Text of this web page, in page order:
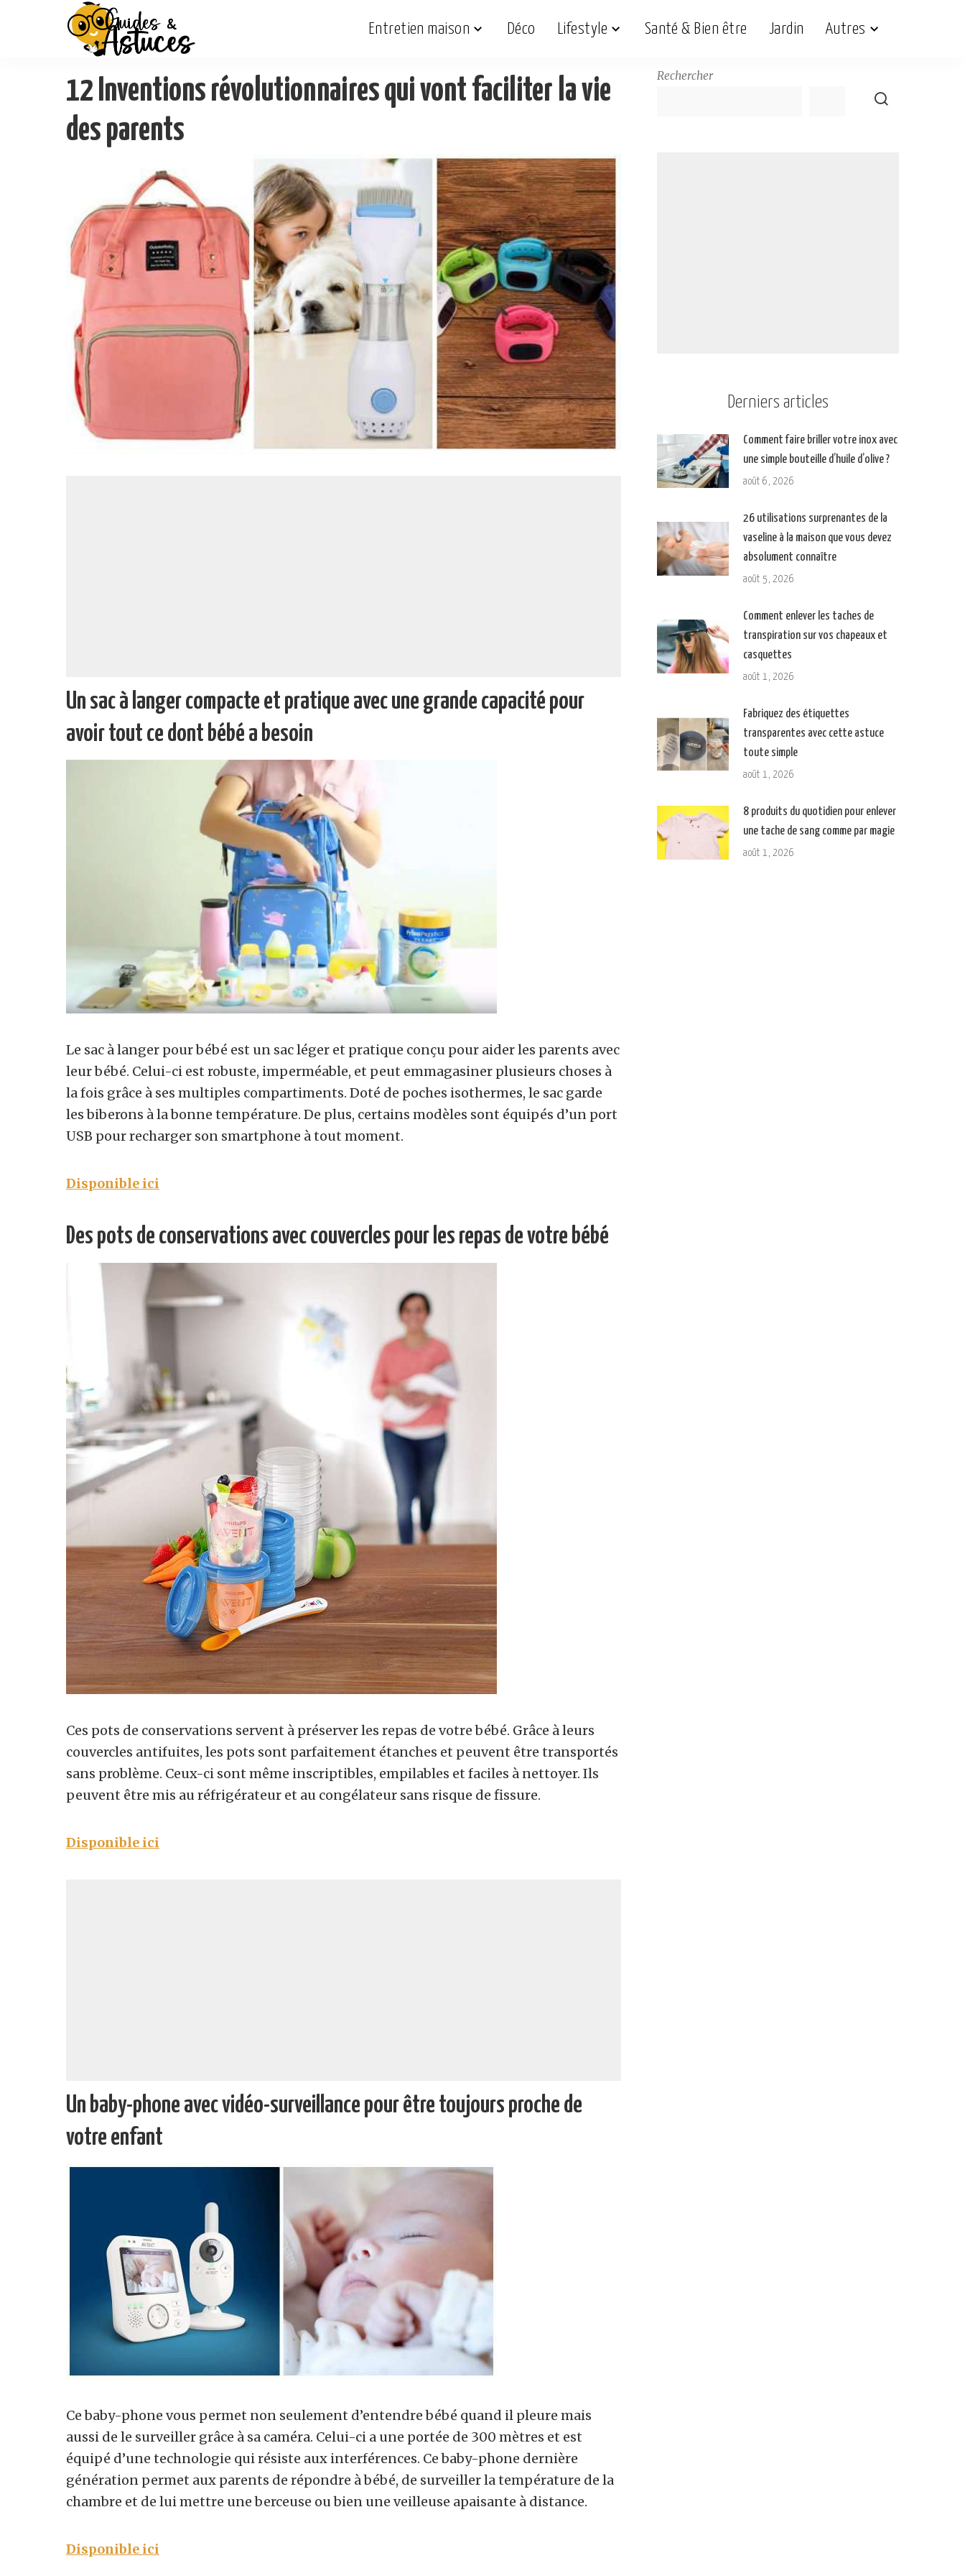
Entretien maison Déco Lifestyle Santé & Bien être Jardin Autres
12 Inventions révolutionnaires qui vont faciliter la vie
des parents
Un sac à langer compacte et pratique avec une grande capacité pour
avoir tout ce dont bébé a besoin
Le sac à langer pour bébé est un sac léger et pratique conçu pour aider les parents avec
leur bébé. Celui-ci est robuste, imperméable, et peut emmagasiner plusieurs choses à
la fois grâce à ses multiples compartiments. Doté de poches isothermes, le sac garde
les biberons à la bonne température. De plus, certains modèles sont équipés d’un port
USB pour recharger son smartphone à tout moment.
Disponible ici
Des pots de conservations avec couvercles pour les repas de votre bébé
Ces pots de conservations servent à préserver les repas de votre bébé. Grâce à leurs
couvercles antifuites, les pots sont parfaitement étanches et peuvent être transportés
sans problème. Ceux-ci sont même inscriptibles, empilables et faciles à nettoyer. Ils
peuvent être mis au réfrigérateur et au congélateur sans risque de fissure.
Disponible ici
Un baby-phone avec vidéo-surveillance pour être toujours proche de
votre enfant
Ce baby-phone vous permet non seulement d’entendre bébé quand il pleure mais
aussi de le surveiller grâce à sa caméra. Celui-ci a une portée de 300 mètres et est
équipé d’une technologie qui résiste aux interférences. Ce baby-phone dernière
génération permet aux parents de répondre à bébé, de surveiller la température de la
chambre et de lui mettre une berceuse ou bien une veilleuse apaisante à distance.
Disponible ici
Rechercher
Derniers articles
Comment faire briller votre inox avec
une simple bouteille d’huile d’olive ?
août 6, 2026
26 utilisations surprenantes de la
vaseline à la maison que vous devez
absolument connaître
août 5, 2026
Comment enlever les taches de
transpiration sur vos chapeaux et
casquettes
août 1, 2026
Fabriquez des étiquettes
transparentes avec cette astuce
toute simple
août 1, 2026
8 produits du quotidien pour enlever
une tache de sang comme par magie
août 1, 2026